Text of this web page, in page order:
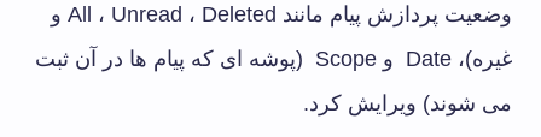
وضعیت پردازش پیام مانند All ، Unread ، Deleted و
غیره)، Date و Scope (پوشه ای که پیام ها در آن ثبت
می شوند) ویرایش کرد.